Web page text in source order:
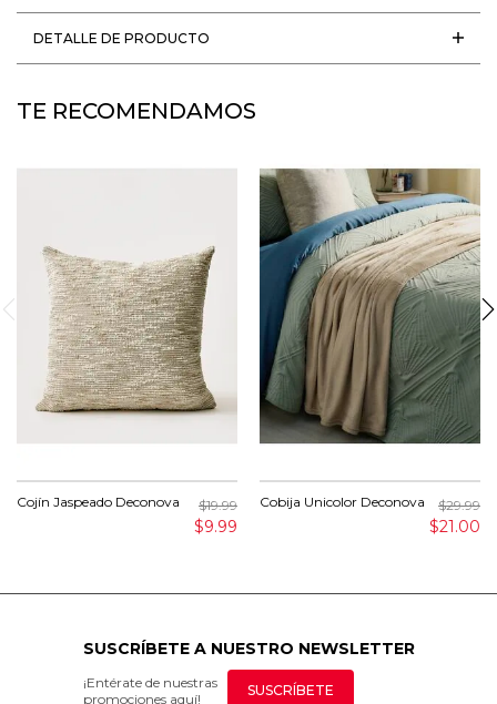
DETALLE DE PRODUCTO
TE RECOMENDAMOS
Cojín Jaspeado Deconova $19.99
$9.99
Cobija Unicolor Deconova $29.99
$21.00
SUSCRÍBETE A NUESTRO NEWSLETTER
¡Entérate de nuestras
promociones aquí!
SUSCRÍBETE